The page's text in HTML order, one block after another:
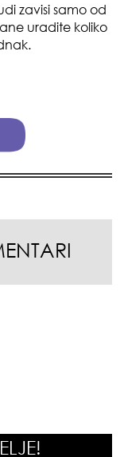
zavisi samo od
uradite koliko